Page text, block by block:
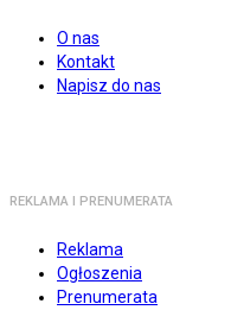
O nas
Kontakt
Napisz do nas
REKLAMA I PRENUMERATA
Reklama
Ogłoszenia
Prenumerata